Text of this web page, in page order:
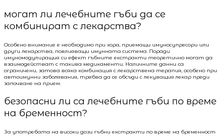
могат ли лечебните гъби да се
комбинират с лекарства?
Особено внимание е необходимо при хора, приемащи имуносупресори или
други лекарства, повлияващи имунната система. Поради
имуномодулиращия си ефект гъбните екстракти теоретично могат да
взаимодействат с такива медикаменти. Наличните данни са
ограничени, затова всяка комбинация с лекарствена терапия, особено при
автоимунни заболявания, трябва да се обсъди с лекуващия лекар преди
започване на прием.
безопасни ли са лечебните гъби по време
на бременност?
За употребата на високи дози гъбни екстракти по време на бременност